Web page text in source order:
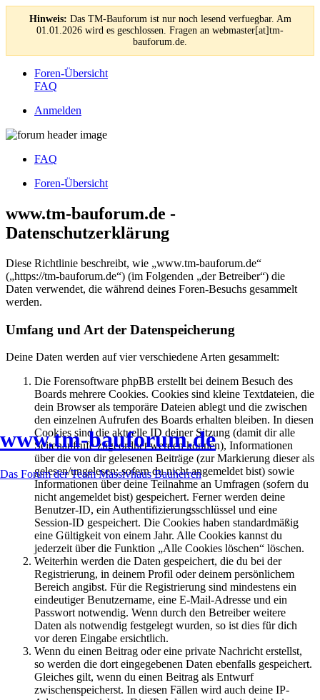
Hinweis: Das TM-Bauforum ist nur noch lesend verfuegbar. Am
01.01.2026 wird es geschlossen. Fragen an webmaster[at]tm-
bauforum.de.
Foren-Übersicht
FAQ
Anmelden
www.tm-bauforum.de
Das Forum der Team Massivhaus Bauherren
FAQ
Foren-Übersicht
www.tm-bauforum.de -
Datenschutzerklärung
Diese Richtlinie beschreibt, wie „www.tm-bauforum.de“
(„https://tm-bauforum.de“) (im Folgenden „der Betreiber“) die
Daten verwendet, die während deines Foren-Besuchs gesammelt
werden.
Umfang und Art der Datenspeicherung
Deine Daten werden auf vier verschiedene Arten gesammelt:
Die Forensoftware phpBB erstellt bei deinem Besuch des
Boards mehrere Cookies. Cookies sind kleine Textdateien, die
dein Browser als temporäre Dateien ablegt und die zwischen
den einzelnen Aufrufen des Boards erhalten bleiben. In diesen
Cookies sind die aktuelle ID deiner Sitzung (damit dir alle
Seitenaufrufe zugeordnet werden können), Informationen
über die von dir gelesenen Beiträge (zur Markierung dieser als
gelesen/ungelesen; sofern du nicht angemeldet bist) sowie
Informationen über deine Teilnahme an Umfragen (sofern du
nicht angemeldet bist) gespeichert. Ferner werden deine
Benutzer-ID, ein Authentifizierungsschlüssel und eine
Session-ID gespeichert. Die Cookies haben standardmäßig
eine Gültigkeit von einem Jahr. Alle Cookies kannst du
jederzeit über die Funktion „Alle Cookies löschen“ löschen.
Weiterhin werden die Daten gespeichert, die du bei der
Registrierung, in deinem Profil oder deinem persönlichem
Bereich angibst. Für die Registrierung sind mindestens ein
eindeutiger Benutzername, eine E-Mail-Adresse und ein
Passwort notwendig. Wenn durch den Betreiber weitere
Daten als notwendig festgelegt wurden, so ist dies für dich
vor deren Eingabe ersichtlich.
Wenn du einen Beitrag oder eine private Nachricht erstellst,
so werden die dort eingegebenen Daten ebenfalls gespeichert.
Gleiches gilt, wenn du einen Beitrag als Entwurf
zwischenspeicherst. In diesen Fällen wird auch deine IP-